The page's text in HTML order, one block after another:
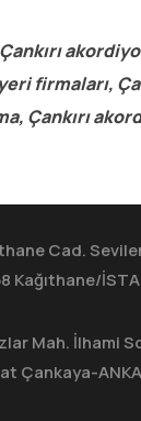
Çankırı
firmaları,
Çankırı
Cad.
Kağıthane/
Mah. İlhami
Çankaya-